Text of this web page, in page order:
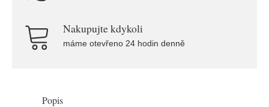
Nakupujte kdykoli
máme otevřeno 24 hodin denně
Popis